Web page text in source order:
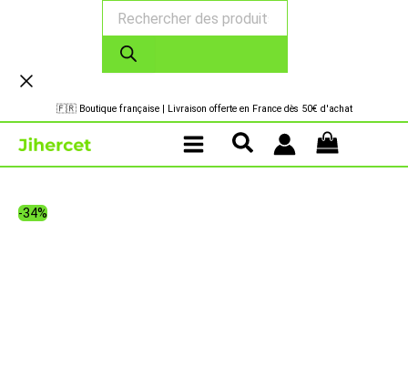
produits
🇫🇷 Boutique française | Livraison offerte en France dès 50€ d'achat
-34%